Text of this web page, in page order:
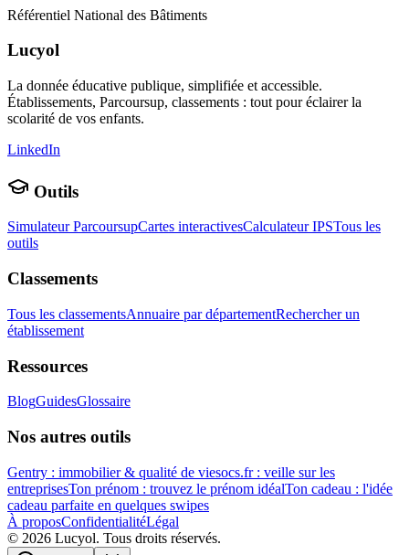
Référentiel National des Bâtiments
Lucyol
La donnée éducative publique, simplifiée et accessible.
Établissements, Parcoursup, classements : tout pour éclairer la
scolarité de vos enfants.
LinkedIn
Outils
Simulateur ParcoursupCartes interactivesCalculateur IPSTous les
outils
Classements
Tous les classementsAnnuaire par départementRechercher un
établissement
Ressources
BlogGuidesGlossaire
Nos autres outils
Gentry : immobilier & qualité de viesocs.fr : veille sur les
entreprisesTon prénom : trouvez le prénom idéalTon cadeau : l'idée
cadeau parfaite en quelques swipes
À proposConfidentialitéLégal
© 2026 Lucyol. Tous droits réservés.